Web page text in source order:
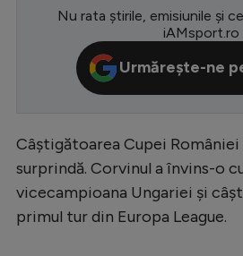
CM 2026
Premier League
LaLiga
Bundesliga
Ligue 1
Campionate
Nu rata știrile, emisiunile și
iAMsport.ro
Urmărește-ne
Câștigătoarea Cupei României
surprindă. Corvinul a învins-o
vicecampioana Ungariei și
primul tur din Europa League.